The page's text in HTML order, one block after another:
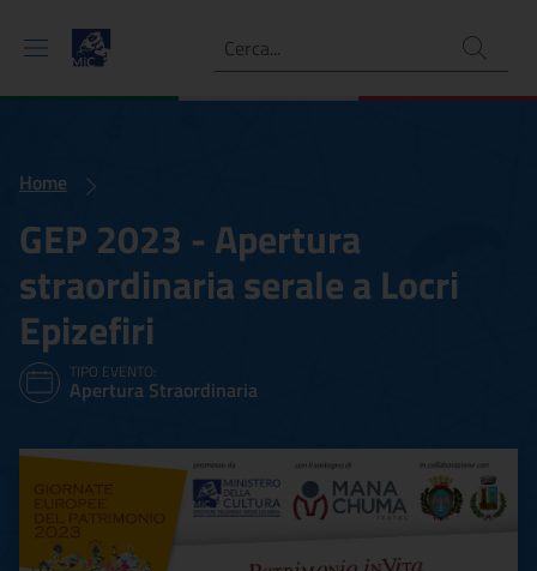
Ricerca
Home
GEP 2023 - Apertura
straordinaria serale a Locri
Epizefiri
TIPO EVENTO:
Apertura Straordinaria
GEP 2023 - Apertura